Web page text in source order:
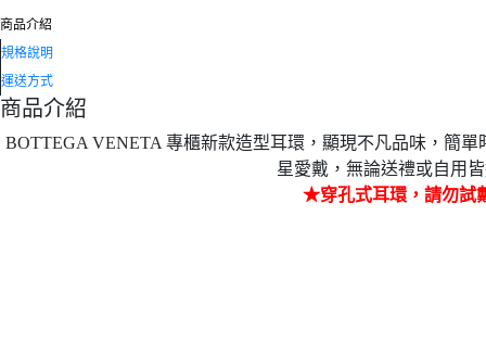
商品介紹
規格說明
運送方式
商品介紹
BOTTEGA VENETA 專櫃新款造型耳環，顯現不凡品味， 簡單
星愛戴，無論送禮或自用
★穿孔式耳環，請勿試